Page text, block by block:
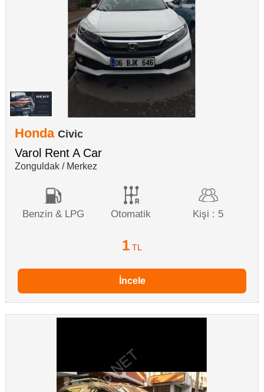
Honda Civic
Varol Rent A Car
Zonguldak / Merkez
Benzin & LPG Otomatik Kişi : 5
1 TL
İncele